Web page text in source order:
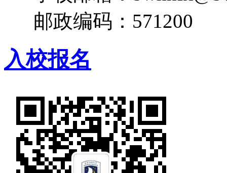
邮政编码：571200
入校报名